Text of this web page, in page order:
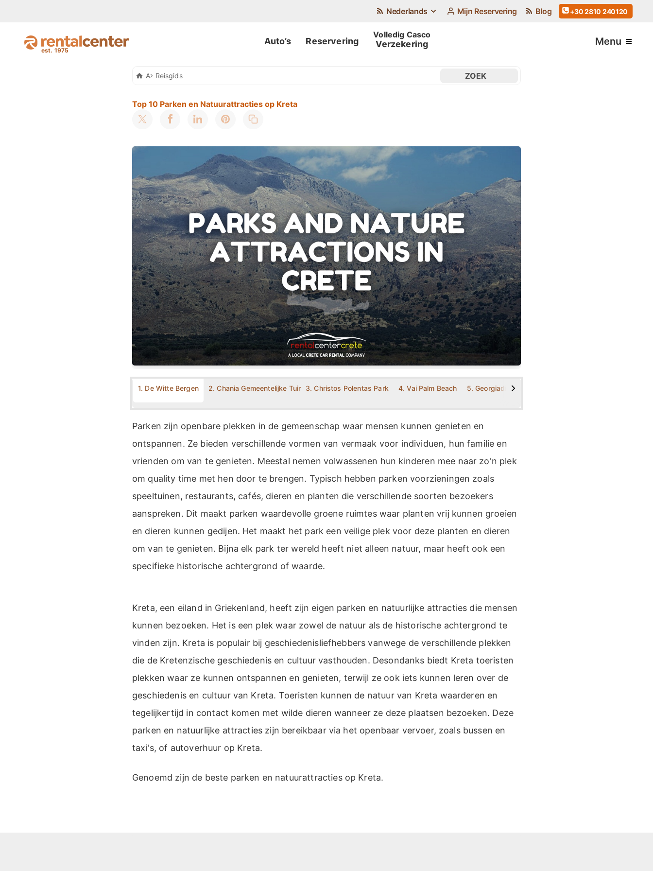
Auto Huren Kreta
Reisgids
Top 10 Parken en Natuurattracties op Kreta
1. De Witte Bergen 2. Chania Gemeentelijke Tuin 3. Christos Polentas Park 4. Vai Palm Beach 5. Georgiadis Park
Parken zijn openbare plekken in de gemeenschap waar mensen kunnen genieten en
ontspannen. Ze bieden verschillende vormen van vermaak voor individuen, hun familie en
vrienden om van te genieten. Meestal nemen volwassenen hun kinderen mee naar zo'n plek
om quality time met hen door te brengen. Typisch hebben parken voorzieningen zoals
speeltuinen, restaurants, cafés, dieren en planten die verschillende soorten bezoekers
aanspreken. Dit maakt parken waardevolle groene ruimtes waar planten vrij kunnen groeien
en dieren kunnen gedijen. Het maakt het park een veilige plek voor deze planten en dieren
om van te genieten. Bijna elk park ter wereld heeft niet alleen natuur, maar heeft ook een
specifieke historische achtergrond of waarde.
Kreta, een eiland in Griekenland, heeft zijn eigen parken en natuurlijke attracties die mensen
kunnen bezoeken. Het is een plek waar zowel de natuur als de historische achtergrond te
vinden zijn. Kreta is populair bij geschiedenisliefhebbers vanwege de verschillende plekken
die de Kretenzische geschiedenis en cultuur vasthouden. Desondanks biedt Kreta toeristen
plekken waar ze kunnen ontspannen en genieten, terwijl ze ook iets kunnen leren over de
geschiedenis en cultuur van Kreta. Toeristen kunnen de natuur van Kreta waarderen en
tegelijkertijd in contact komen met wilde dieren wanneer ze deze plaatsen bezoeken. Deze
parken en natuurlijke attracties zijn bereikbaar via het openbaar vervoer, zoals bussen en
taxi's, of autoverhuur op Kreta.
Genoemd zijn de beste parken en natuurattracties op Kreta.
Nederlands Mijn Reservering Blog +30 2810 240120
Auto’s Reservering Verzekering Menu